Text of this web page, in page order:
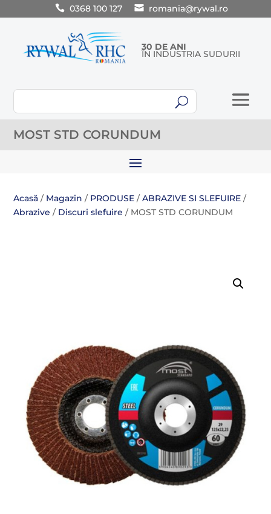
0368 100 127 romania@rywal.ro
30 DE ANI
ÎN INDUSTRIA SUDURII
U
MOST STD CORUNDUM
Acasă / Magazin / PRODUSE /ABRAZIVE SI SLEFUIRE /
Abrazive / Discuri slefuire / MOST STD CORUNDUM